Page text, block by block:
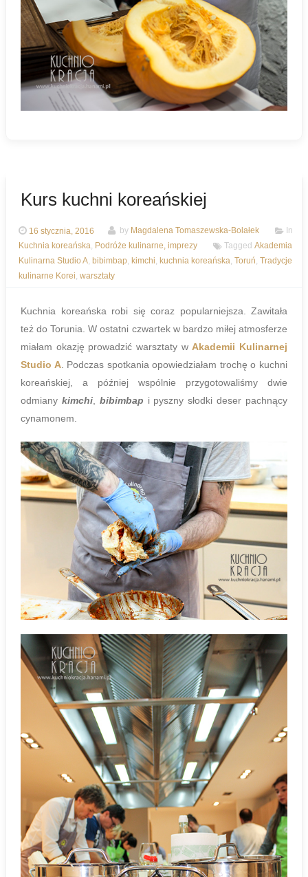
Kurs kuchni koreańskiej
16 stycznia, 2016 by Magdalena Tomaszewska-Bolałek
In
Kuchnia koreańska, Podróże kulinarne, imprezy Tagged Akademia
Kulinarna Studio A, bibimbap, kimchi, kuchnia koreańska, Toruń, Tradycje
kulinarne Korei, warsztaty
Kuchnia koreańska robi się coraz popularniejsza. Zawitała
też do Torunia. W ostatni czwartek w bardzo miłej atmosferze
miałam okazję prowadzić warsztaty wAkademii Kulinarnej
Studio A. Podczas spotkania opowiedziałam trochę o kuchni
koreańskiej, a później wspólnie przygotowaliśmy dwie
odmiany kimchi, bibimbap i pyszny słodki deser pachnący
cynamonem.